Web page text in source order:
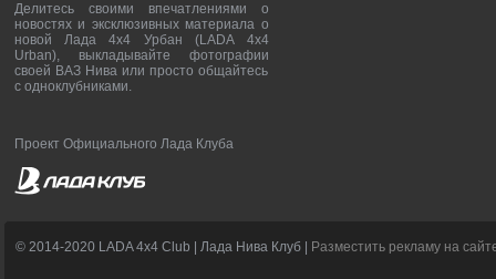
Делитесь своими впечатлениями о
новостях и эксклюзивных материала о
новой Лада 4х4 Урбан (LADA 4x4
Urban), выкладывайте фотографии
своей ВАЗ Нива или просто общайтесь
с одноклубниками.
Проект Официального Лада Клуба
© 2014-2020 LADA 4x4 Club | Лада Нива Клуб | Разместить рекламу на